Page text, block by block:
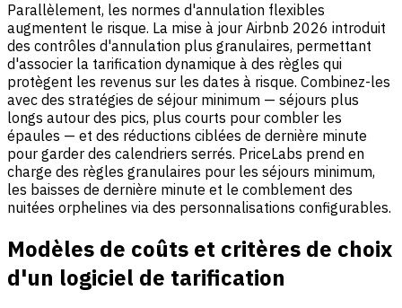
Parallèlement, les normes d'annulation flexibles
augmentent le risque. La mise à jour Airbnb 2026 introduit
des contrôles d'annulation plus granulaires, permettant
d'associer la tarification dynamique à des règles qui
protègent les revenus sur les dates à risque. Combinez-les
avec des stratégies de séjour minimum — séjours plus
longs autour des pics, plus courts pour combler les
épaules — et des réductions ciblées de dernière minute
pour garder des calendriers serrés. PriceLabs prend en
charge des règles granulaires pour les séjours minimum,
les baisses de dernière minute et le comblement des
nuitées orphelines via des personnalisations configurables.
Modèles de coûts et critères de choix
d'un logiciel de tarification